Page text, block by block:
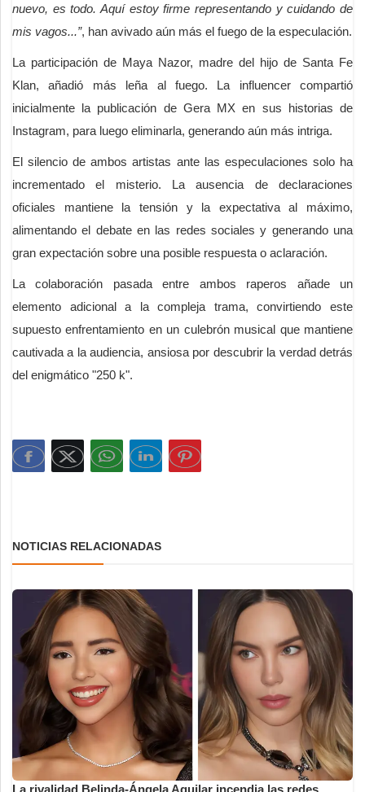
nuevo, es todo. Aquí estoy firme representando y cuidando de
mis vagos...”, han avivado aún más el fuego de la especulación.
La participación de Maya Nazor, madre del hijo de Santa Fe
Klan, añadió más leña al fuego. La influencer compartió
inicialmente la publicación de Gera MX en sus historias de
Instagram, para luego eliminarla, generando aún más intriga.
El silencio de ambos artistas ante las especulaciones solo ha
incrementado el misterio. La ausencia de declaraciones
oficiales mantiene la tensión y la expectativa al máximo,
alimentando el debate en las redes sociales y generando una
gran expectación sobre una posible respuesta o aclaración.
La colaboración pasada entre ambos raperos añade un
elemento adicional a la compleja trama, convirtiendo este
supuesto enfrentamiento en un culebrón musical que mantiene
cautivada a la audiencia, ansiosa por descubrir la verdad detrás
del enigmático "250 k".
NOTICIAS RELACIONADAS